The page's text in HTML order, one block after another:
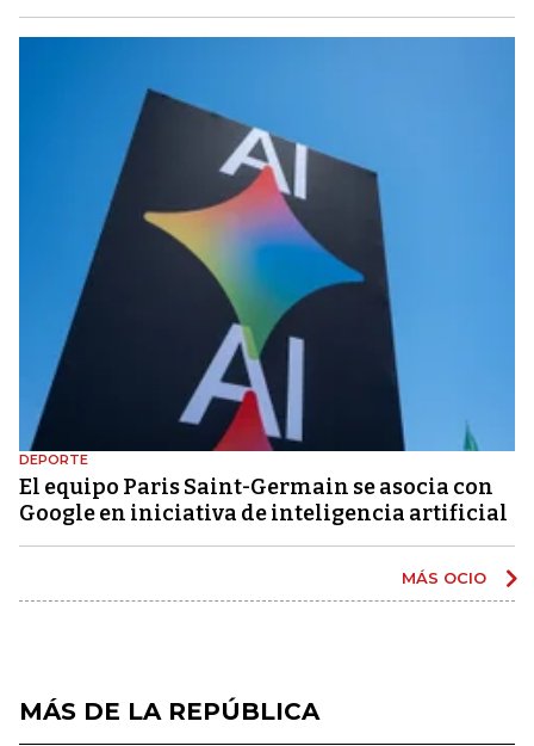
DEPORTE
El equipo Paris Saint-Germain se asocia con
Google en iniciativa de inteligencia artificial
MÁS OCIO
MÁS DE LA REPÚBLICA